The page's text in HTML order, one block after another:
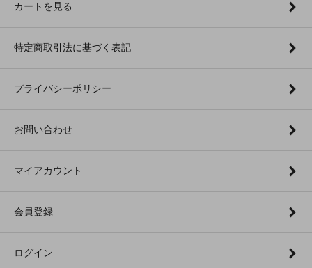
カートを見る
特定商取引法に基づく表記
プライバシーポリシー
お問い合わせ
マイアカウント
会員登録
ログイン